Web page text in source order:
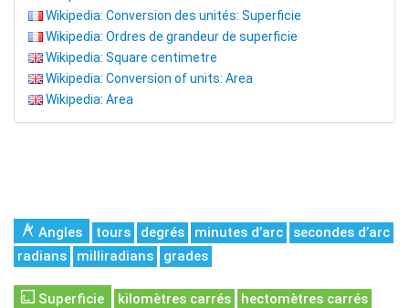
Wikipedia: Conversion des unités: Superficie
Wikipedia: Ordres de grandeur de superficie
Wikipedia: Square centimetre
Wikipedia: Conversion of units: Area
Wikipedia: Area
Angles tours degrés minutes d’arc
secondes d’arc
radians
milliradians grades
Superficie kilomètres carrés
hectomètres carrés